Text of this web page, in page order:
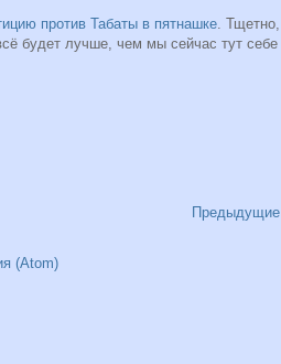
против Табаты в пятнашке. Тщетно,
будет лучше, чем мы сейчас тут себе
Предыдущие
(Atom)